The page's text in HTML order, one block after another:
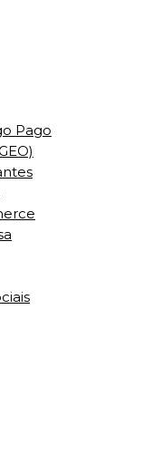
Pago